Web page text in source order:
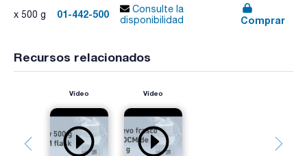
x 500 g 01-442-500
Consulte la
disponibilidad
Comprar
Recursos relacionados
Vídeo Vídeo